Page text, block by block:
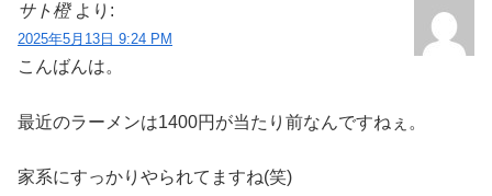
サト橙 より:
2025年5月13日 9:24 PM
こんばんは。
最近のラーメンは1400円が当たり前なんですねぇ。
家系にすっかりやられてますね(笑)